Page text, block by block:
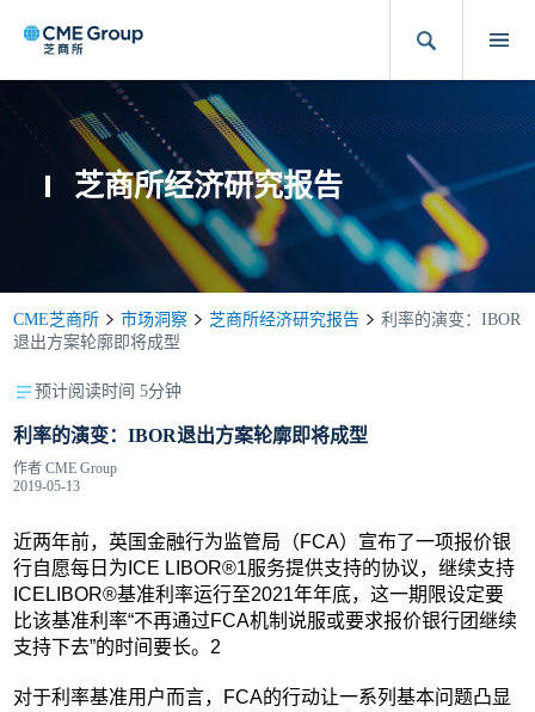
芝商所经济研究报告
CME芝商所 市场洞察 芝商所经济研究报告
利率的演变：IBOR
退出方案轮廓即将成型
预计阅读时间 5分钟
利率的演变：IBOR退出方案轮廓即将成型
作者CME Group
2019-05-13
近两年前，英国金融行为监管局（FCA）宣布了一项报价银
行自愿每日为ICE LIBOR®1服务提供支持的协议，继续支持
ICELIBOR®基准利率运行至2021年年底，这一期限设定要
比该基准利率“不再通过FCA机制说服或要求报价银行团继续
支持下去”的时间要长。2
对于利率基准用户而言，FCA的行动让一系列基本问题凸显